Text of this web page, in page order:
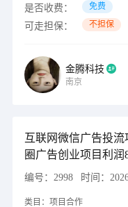
是否收费： 免费
可走担保： 不担保
金腾科技
南京
互联网微信广告投
圈广告创业项目利
编号： 2998 时间：
类目： 项目合作